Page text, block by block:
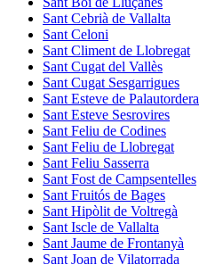
Sant Cebrià de Vallalta
Sant Celoni
Sant Climent de Llobregat
Sant Cugat del Vallès
Sant Cugat Sesgarrigues
Sant Esteve de Palautordera
Sant Esteve Sesrovires
Sant Feliu de Codines
Sant Feliu de Llobregat
Sant Feliu Sasserra
Sant Fost de Campsentelles
Sant Fruitós de Bages
Sant Hipòlit de Voltregà
Sant Iscle de Vallalta
Sant Jaume de Frontanyà
Sant Joan de Vilatorrada